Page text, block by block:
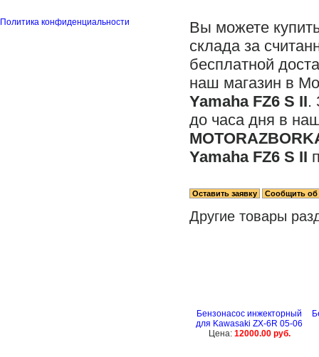
Вы можете
склада за
бесплатной
наш магазин в
Yamaha FZ6 S II.
до часа дня в
Yamaha FZ6 S II
Другие товары
Бензонасос инжекторный
для Kawasaki ZX-6R 05-06
Цена: 12000.00 руб.
Политика конфиденциальности